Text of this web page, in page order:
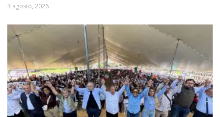
3 agosto, 2026